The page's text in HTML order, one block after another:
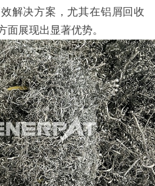
解决方案，尤其在铝屑回收
面展现出显著优势。